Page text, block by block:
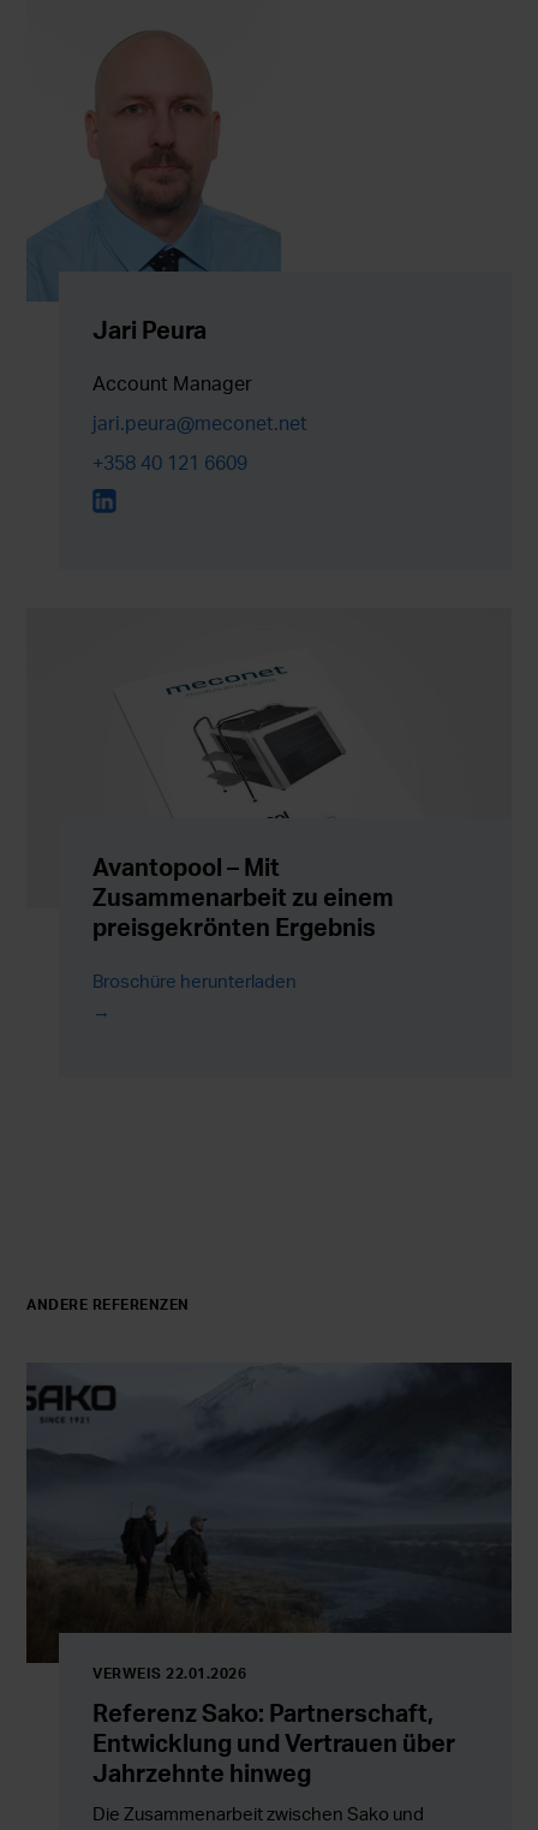
Jari Peura
Account Manager
jari.peura@meconet.net
+358 40 121 6609
Avantopool – Mit
Zusammenarbeit zu einem
preisgekrönten Ergebnis
Broschüre herunterladen
ANDERE REFERENZEN
VERWEIS 22.01.2026
Referenz Sako: Partnerschaft,
Entwicklung und Vertrauen über
Jahrzehnte hinweg
Die Zusammenarbeit zwischen Sako und